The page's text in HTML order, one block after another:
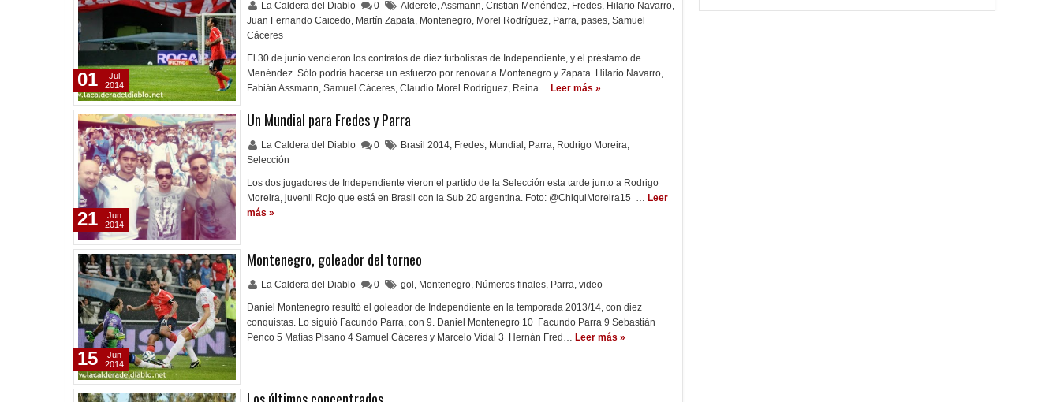
La Caldera del Diablo 0 Alderete,Assmann, Cristian Menéndez, Fredes, Hilario Navarro,
Juan Fernando Caicedo, Martín Zapata, Montenegro, Morel Rodríguez, Parra, pases, Samuel
Cáceres
El 30 de junio vencieron los contratos de diez futbolistas de Independiente, y el préstamo de
Menéndez. Sólo podría hacerse un esfuerzo por renovar a Montenegro y Zapata. Hilario Navarro,
Fabián Assmann, Samuel Cáceres, Claudio Morel Rodriguez, Reina… Leer más »
01
Jul
2014
Un Mundial para Fredes y Parra
La Caldera del Diablo 0 Brasil 2014, Fredes, Mundial , Parra, Rodrigo Moreira,
Selección
Los dos jugadores de Independiente vieron el partido de la Selección esta tarde junto a Rodrigo
Moreira, juvenil Rojo que está en Brasil con la Sub 20 argentina. Foto: @ChiquiMoreira15 … Leer
más »
21
Jun
2014
Montenegro, goleador del torneo
La Caldera del Diablo 0 gol , Montenegro, Números finales, Parra, video
Daniel Montenegro resultó el goleador de Independiente en la temporada 2013/14, con diez
conquistas. Lo siguió Facundo Parra, con 9. Daniel Montenegro 10 Facundo Parra 9 Sebastián
Penco 5 Matías Pisano 4 Samuel Cáceres y Marcelo Vidal 3 Hernán Fred… Leer más »
15
Jun
2014